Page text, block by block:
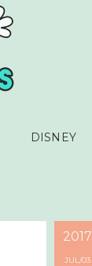
DISNEY
2017
JUL 03